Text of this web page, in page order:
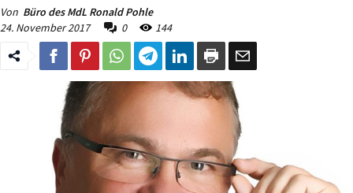
Von Büro des MdL Ronald Pohle
24. November 2017
0 144